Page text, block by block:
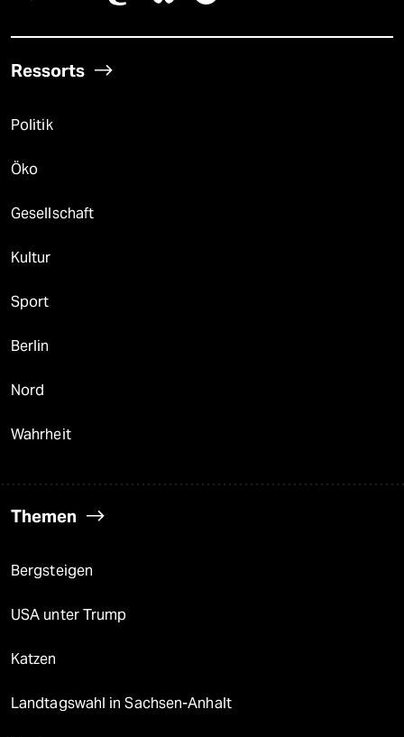
Ressorts
Politik
Öko
Gesellschaft
Kultur
Sport
Berlin
Nord
Wahrheit
Themen
Bergsteigen
USA unter Trump
Katzen
Landtagswahl in Sachsen-Anhalt